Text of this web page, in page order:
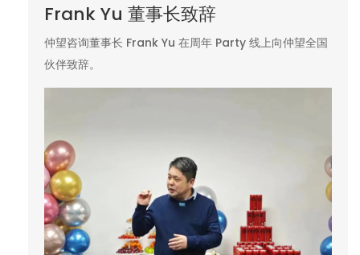
Frank Yu 董事长致辞
仲望咨询董事长 Frank Yu 在周年 Party 线上向仲望全国
伙伴致辞。